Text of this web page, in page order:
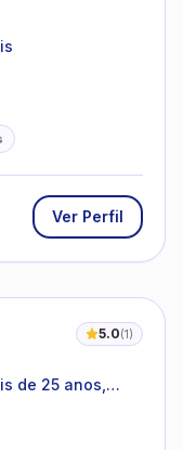
Ver Perfil
5.0(1)
de 25 anos,
em